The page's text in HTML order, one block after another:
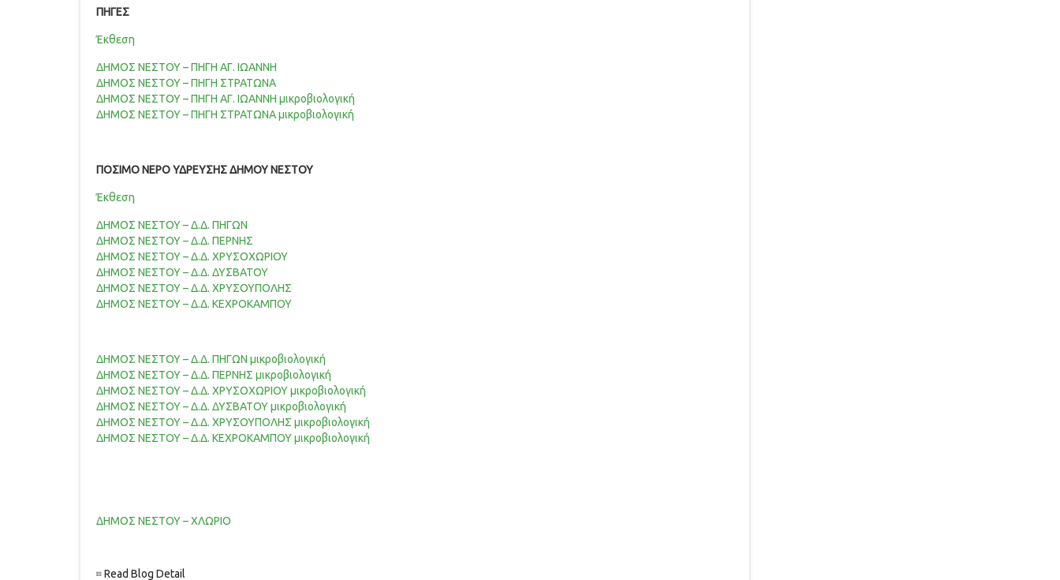
ΠΗΓΕΣ
Έκθεση
ΔΗΜΟΣ ΝΕΣΤΟΥ – ΠΗΓΗ ΑΓ. ΙΩΑΝΝΗ
ΔΗΜΟΣ ΝΕΣΤΟΥ – ΠΗΓΗ ΣΤΡΑΤΩΝΑ
ΔΗΜΟΣ ΝΕΣΤΟΥ – ΠΗΓΗ ΑΓ. ΙΩΑΝΝΗ μικροβιολογική
ΔΗΜΟΣ ΝΕΣΤΟΥ – ΠΗΓΗ ΣΤΡΑΤΩΝΑ μικροβιολογική
ΠΟΣΙΜΟ ΝΕΡΟ ΥΔΡΕΥΣΗΣ ΔΗΜΟΥ ΝΕΣΤΟΥ
Έκθεση
ΔΗΜΟΣ ΝΕΣΤΟΥ – Δ.Δ. ΠΗΓΩΝ
ΔΗΜΟΣ ΝΕΣΤΟΥ – Δ.Δ. ΠΕΡΝΗΣ
ΔΗΜΟΣ ΝΕΣΤΟΥ – Δ.Δ. ΧΡΥΣΟΧΩΡΙΟΥ
ΔΗΜΟΣ ΝΕΣΤΟΥ – Δ.Δ. ΔΥΣΒΑΤΟΥ
ΔΗΜΟΣ ΝΕΣΤΟΥ – Δ.Δ. ΧΡΥΣΟΥΠΟΛΗΣ
ΔΗΜΟΣ ΝΕΣΤΟΥ – Δ.Δ. ΚΕΧΡΟΚΑΜΠΟΥ
ΔΗΜΟΣ ΝΕΣΤΟΥ – Δ.Δ. ΠΗΓΩΝ μικροβιολογική
ΔΗΜΟΣ ΝΕΣΤΟΥ – Δ.Δ. ΠΕΡΝΗΣ μικροβιολογική
ΔΗΜΟΣ ΝΕΣΤΟΥ – Δ.Δ. ΧΡΥΣΟΧΩΡΙΟΥ μικροβιολογική
ΔΗΜΟΣ ΝΕΣΤΟΥ – Δ.Δ. ΔΥΣΒΑΤΟΥ μικροβιολογική
ΔΗΜΟΣ ΝΕΣΤΟΥ – Δ.Δ. ΧΡΥΣΟΥΠΟΛΗΣ μικροβιολογική
ΔΗΜΟΣ ΝΕΣΤΟΥ – Δ.Δ. ΚΕΧΡΟΚΑΜΠΟΥ μικροβιολογική
ΔΗΜΟΣ ΝΕΣΤΟΥ – ΧΛΩΡΙΟ
Read Blog Detail